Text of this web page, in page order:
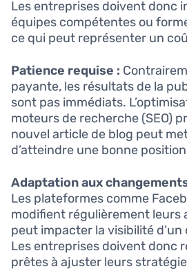
Les entreprises doivent donc
équipes compétentes ou
ce qui peut représenter un
Patience requise :
payante, les résultats de la
sont pas immédiats.
moteurs de recherche (SEO)
nouvel article de blog peut
d’atteindre une bonne
Adaptation aux
Les plateformes comme
modifient régulièrement leurs
peut impacter la visibilité
Les entreprises doivent donc
prêtes à ajuster leurs